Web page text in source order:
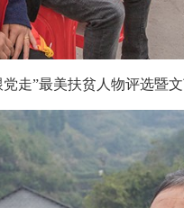
走”最美扶贫人物评选暨